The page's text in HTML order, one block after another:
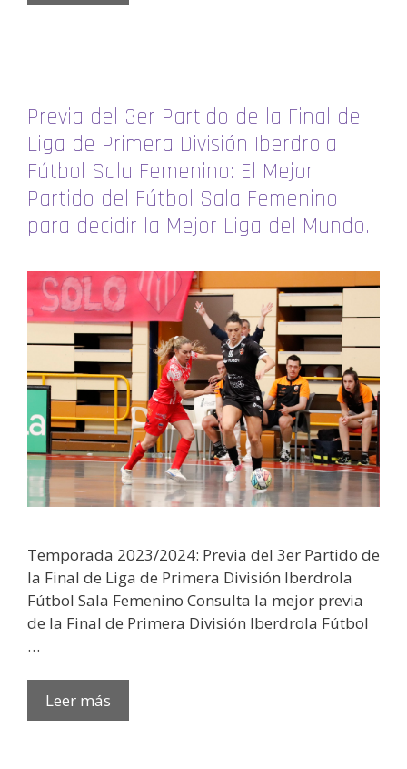
Previa del 3er Partido de la Final de
Liga de Primera División Iberdrola
Fútbol Sala Femenino: El Mejor
Partido del Fútbol Sala Femenino
para decidir la Mejor Liga del Mundo.
Temporada 2023/2024: Previa del 3er Partido de
la Final de Liga de Primera División Iberdrola
Fútbol Sala Femenino Consulta la mejor previa
de la Final de Primera División Iberdrola Fútbol
…
Leer más